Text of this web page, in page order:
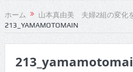
CINEMA×STYLE 292号
CINEMA×STYLE 291号
CINEMA×STYLE 289号
ホーム
山本真由美 夫婦2組の変化
213_YAMAMOTOMAIN